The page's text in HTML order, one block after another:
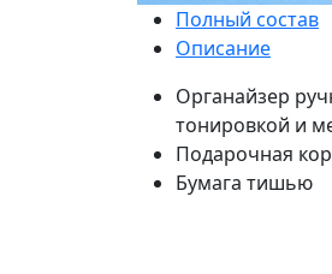
Полный состав
Описание
Органайзер
тонировкой и
Подарочная
Бумага тишью